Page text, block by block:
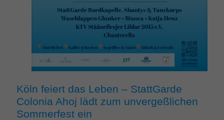
Köln feiert das Leben – StattGarde
Colonia Ahoj lädt zum unvergeßlichen
Sommerfest ein